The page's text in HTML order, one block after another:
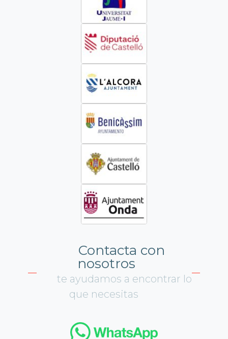
Contacta con
nosotros
te ayudamos a encontrar lo
que necesitas